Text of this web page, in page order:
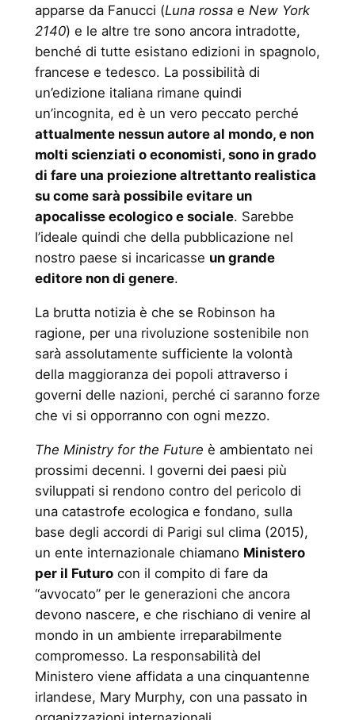
apparse da Fanucci (Luna rossae New York
2140) e le altre tre sono ancora intradotte,
benché di tutte esistano edizioni in spagnolo,
francese e tedesco. La possibilità di
un’edizione italiana rimane quindi
un’incognita, ed è un vero peccato perché
attualmente nessun autore al mondo, e non
molti scienziati o economisti, sono in grado
di fare una proiezione altrettanto realistica
su come sarà possibile evitare un
apocalisse ecologico e sociale. Sarebbe
l’ideale quindi che della pubblicazione nel
nostro paese si incaricasse un grande
editore non di genere.
La brutta notizia è che se Robinson ha
ragione, per una rivoluzione sostenibile non
sarà assolutamente sufficiente la volontà
della maggioranza dei popoli attraverso i
governi delle nazioni, perché ci saranno forze
che vi si opporranno con ogni mezzo.
The Ministry for the Future è ambientato nei
prossimi decenni. I governi dei paesi più
sviluppati si rendono contro del pericolo di
una catastrofe ecologica e fondano, sulla
base degli accordi di Parigi sul clima (2015),
un ente internazionale chiamano Ministero
per il Futurocon il compito di fare da
“avvocato” per le generazioni che ancora
devono nascere, e che rischiano di venire al
mondo in un ambiente irreparabilmente
compromesso. La responsabilità del
Ministero viene affidata a una cinquantenne
irlandese, Mary Murphy, con una passato in